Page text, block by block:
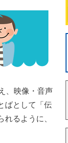
、映像・音声
ばとして「伝
るように、